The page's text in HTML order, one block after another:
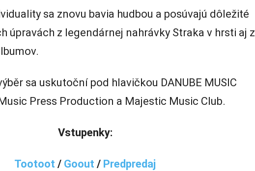
sa znovu bavia hudbou a posúvajú dôležité
úpravách z legendárnej nahrávky Straka v hrsti aj z
sa uskutoční pod hlavičkou DANUBE MUSIC
Press Production a Majestic Music Club.
Vstupenky:
Tootoot / Goout / Predpredaj